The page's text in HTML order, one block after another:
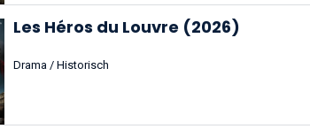
Les Héros du Louvre (2026)
Drama / Historisch